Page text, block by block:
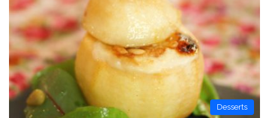
Desserts